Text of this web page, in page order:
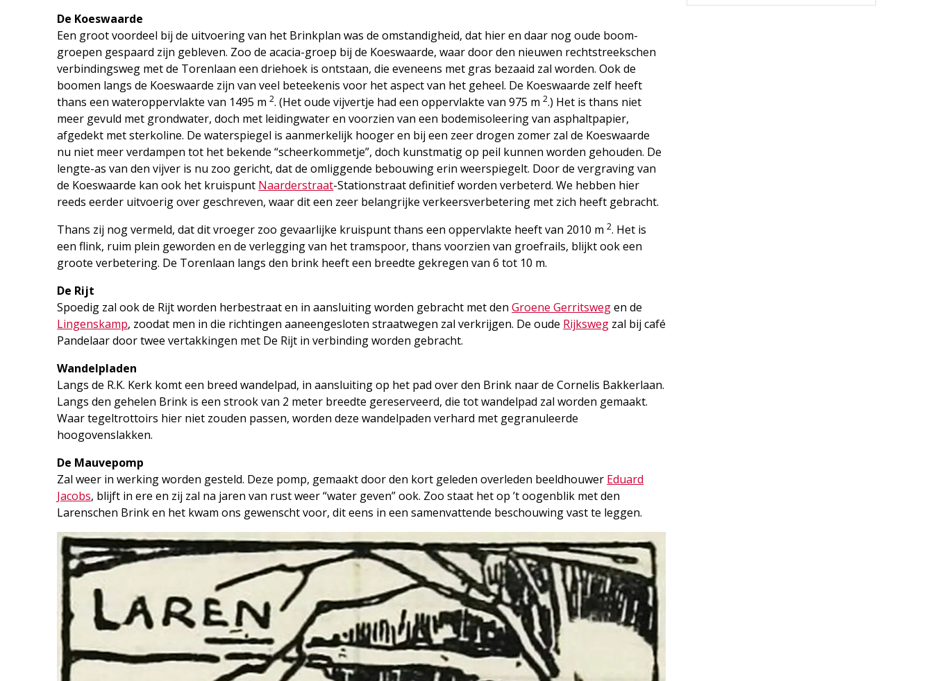
De Koeswaarde
Een groot voordeel bij de uitvoering van het Brinkplan was de omstandigheid, dat hier en daar nog oude boom-
groepen gespaard zijn gebleven. Zoo de acacia-groep bij de Koeswaarde, waar door den nieuwen rechtstreekschen
verbindingsweg met de Torenlaan een driehoek is ontstaan, die eveneens met gras bezaaid zal worden. Ook de
boomen langs de Koeswaarde zijn van veel beteekenis voor het aspect van het geheel. De Koeswaarde zelf heeft
thans een wateroppervlakte van 1495 m 2. (Het oude vijvertje had een oppervlakte van 975 m 2.) Het is thans niet
meer gevuld met grondwater, doch met leidingwater en voorzien van een bodemisoleering van asphaltpapier,
afgedekt met sterkoline. De waterspiegel is aanmerkelijk hooger en bij een zeer drogen zomer zal de Koeswaarde
nu niet meer verdampen tot het bekende “scheerkommetje”, doch kunstmatig op peil kunnen worden gehouden. De
lengte-as van den vijver is nu zoo gericht, dat de omliggende bebouwing erin weerspiegelt. Door de vergraving van
de Koeswaarde kan ook het kruispunt Naarderstraat-Stationstraat definitief worden verbeterd. We hebben hier
reeds eerder uitvoerig over geschreven, waar dit een zeer belangrijke verkeersverbetering met zich heeft gebracht.
Thans zij nog vermeld, dat dit vroeger zoo gevaarlijke kruispunt thans een oppervlakte heeft van 2010 m 2. Het is
een flink, ruim plein geworden en de verlegging van het tramspoor, thans voorzien van groefrails, blijkt ook een
groote verbetering. De Torenlaan langs den brink heeft een breedte gekregen van 6 tot 10 m.
De Rijt
Spoedig zal ook de Rijt worden herbestraat en in aansluiting worden gebracht met denGroene Gerritswegen de
Lingenskamp, zoodat men in die richtingen aaneengesloten straatwegen zal verkrijgen. De oude Rijksweg zal bij café
Pandelaar door twee vertakkingen met De Rijt in verbinding worden gebracht.
Wandelpladen
Langs de R.K. Kerk komt een breed wandelpad, in aansluiting op het pad over den Brink naar de Cornelis Bakkerlaan.
Langs den gehelen Brink is een strook van 2 meter breedte gereserveerd, die tot wandelpad zal worden gemaakt.
Waar tegeltrottoirs hier niet zouden passen, worden deze wandelpaden verhard met gegranuleerde
hoogovenslakken.
De Mauvepomp
Zal weer in werking worden gesteld. Deze pomp, gemaakt door den kort geleden overleden beeldhouwer Eduard
Jacobs, blijft in ere en zij zal na jaren van rust weer “water geven” ook. Zoo staat het op ’t oogenblik met den
Larenschen Brink en het kwam ons gewenscht voor, dit eens in een samenvattende beschouwing vast te leggen.